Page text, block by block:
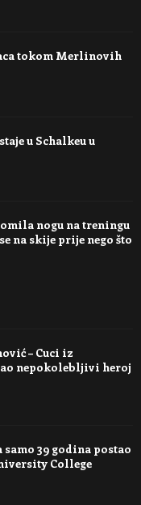
tokom Merlinovih
u Schalkeu u
nogu na treningu
na skije prije nego što
– Cuci iz
nepokolebljivi heroj
samo 39 godina postao
College